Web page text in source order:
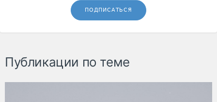
ПОДПИСАТЬСЯ
Публикации по теме